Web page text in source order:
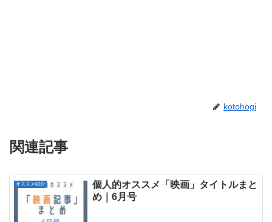
kotohogi
関連記事
オススメ紹介
個人的オススメ「映画」タイトルまと
め｜6月号